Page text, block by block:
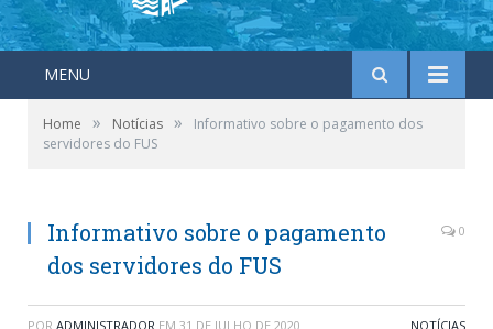
MENU
Home » Notícias »
Informativo sobre o pagamento dos
servidores do FUS
Informativo sobre o pagamento
dos servidores do FUS
0
POR ADMINISTRADOR EM 31 DE JULHO DE 2020 NOTÍCIAS